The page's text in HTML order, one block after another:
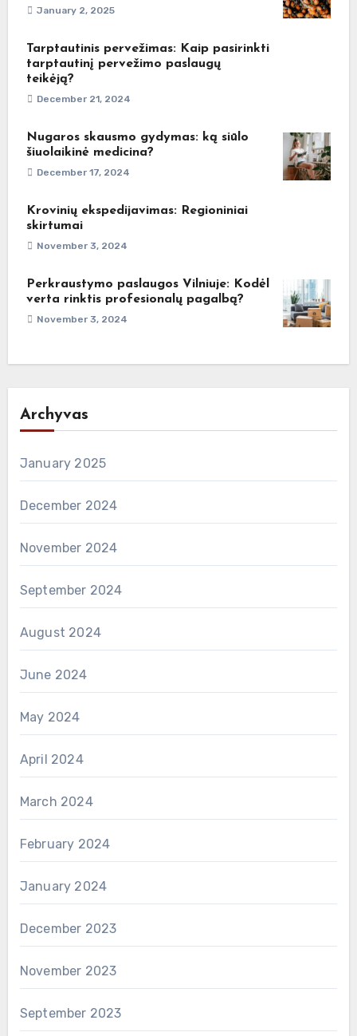
January 2, 2025
Tarptautinis pervežimas: Kaip pasirinkti
tarptautinį pervežimo paslaugų
teikėją?
December 21, 2024
Nugaros skausmo gydymas: ką siūlo
šiuolaikinė medicina?
December 17, 2024
Krovinių ekspedijavimas: Regioniniai
skirtumai
November 3, 2024
Perkraustymo paslaugos Vilniuje: Kodėl
verta rinktis profesionalų pagalbą?
November 3, 2024
Archyvas
January 2025
December 2024
November 2024
September 2024
August 2024
June 2024
May 2024
April 2024
March 2024
February 2024
January 2024
December 2023
November 2023
September 2023